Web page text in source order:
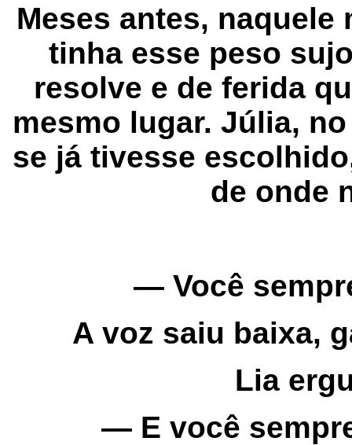
Meses antes, naquele
tinha esse peso
resolve e de ferida
mesmo lugar. Júlia,
se já tivesse
de onde
— Você
A voz saiu baixa,
Lia
— E você